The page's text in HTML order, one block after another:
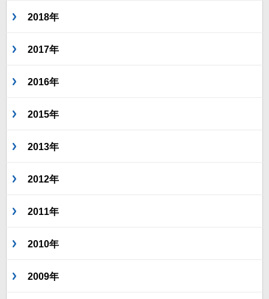
2018年
2017年
2016年
2015年
2013年
2012年
2011年
2010年
2009年